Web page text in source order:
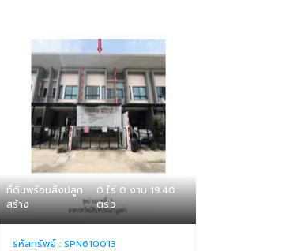
ที่ดินพร้อมสิ่งปลูก
สร้าง
0 ไร่ 0 งาน 19.40
ตร.ว
รหัสทรัพย์ :SPN610013